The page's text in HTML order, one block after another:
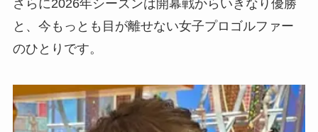
さらに2026年シーズンは開幕戦からいきなり優勝
と、今もっとも目が離せない女子プロゴルファー
のひとりです。